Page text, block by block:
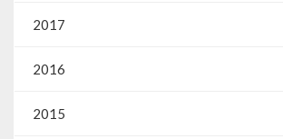
2017
2016
2015